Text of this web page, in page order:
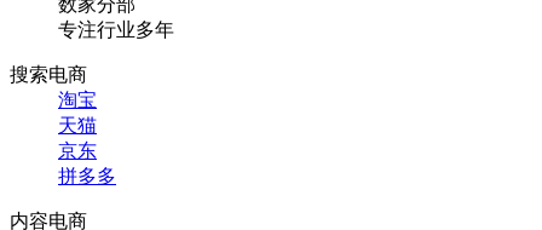
数家分部
专注行业多年
搜索电商
淘宝
天猫
京东
拼多多
内容电商